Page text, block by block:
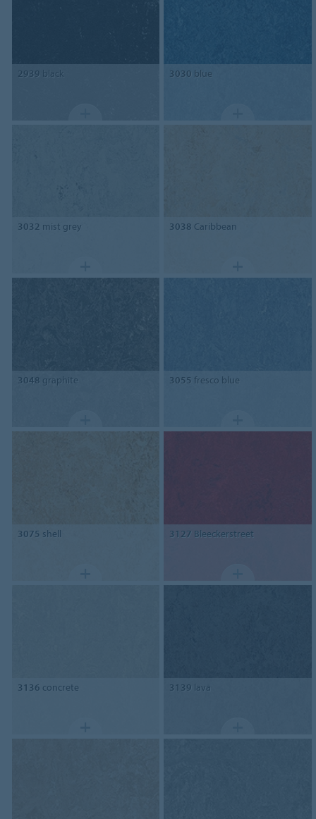
2939 black 3030 blue
3032 mist grey 3038 Caribbean
3048 graphite 3055 fresco blue
3075 shell 3127 Bleeckerstreet
3136 concrete 3139 lava